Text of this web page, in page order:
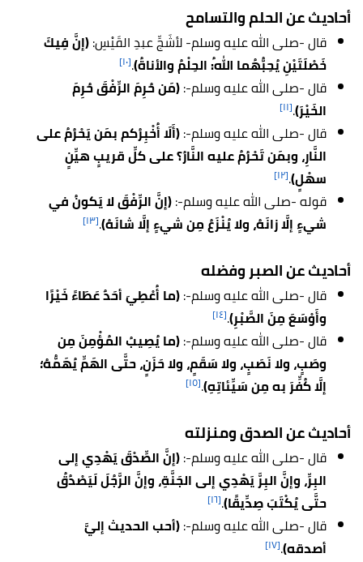
أحاديث عن الحلم والتسامح
قال -صلى الله عليه وسلم- لأشَجِّ عبدِ القَيْسِ:(إنَّ فِيكَ
خَصْلَتَيْنِ يُحِبُّهُما اللهُ: الحِلْمُ والأناةُ).[١٠]
قال -صلى الله عليه وسلم-:(مَن حُرِمَ الرِّفْقَ حُرِمَ
الخَيْرَ).[١١]
قال -صلى الله عليه وسلم-:(أَلَا أُخْبِرُكم بمَن يَحْرُمُ على
النَّارِ، وبمَن تَحْرُمُ عليه النَّارُ؟ على كلِّ قريبٍ هيِّنٍ
سهْلٍ).[١٢]
قوله -صلى الله عليه وسلم-:(إنَّ الرِّفْقَ لا يَكونُ في
شيءٍ إلَّا زانَهُ، ولا يُنْزَعُ مِن شيءٍ إلَّا شانَهُ).[١٣]
أحاديث عن الصبر وفضله
قال -صلى الله عليه وسلم-:(ما أُعْطِيَ أحَدٌ عَطَاءً خَيْرًا
وأَوْسَعَ مِنَ الصَّبْرِ).[١٤]
قال -صلى الله عليه وسلم-:(ما يُصِيبُ المُؤْمِنَ مِن
وصَبٍ، ولا نَصَبٍ، ولا سَقَمٍ، ولا حَزَنٍ، حتَّى الهَمِّ يُهَمُّهُ؛
إلَّا كُفِّرَ به مِن سَيِّئاتِهِ).[١٥]
أحاديث عن الصدق ومنزلته
قال -صلى الله عليه وسلم-:(إنَّ الصِّدْقَ يَهْدِي إلى
البِرِّ، وإنَّ البِرَّ يَهْدِي إلى الجَنَّةِ، وإنَّ الرَّجُلَ لَيَصْدُقُ
حتَّى يُكْتَبَ صِدِّيقًا).[١٦]
قال -صلى الله عليه وسلم-:(أحب الحديث إليَّ
أصدقه).[١٧]